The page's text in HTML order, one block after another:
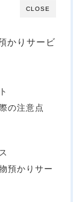
CLOSE
かりサービ
の注意点
預かりサー